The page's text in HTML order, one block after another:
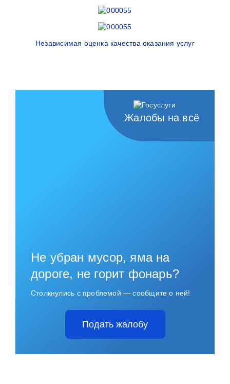
Независимая оценка качества оказания услуг
Жалобы на всё
Не убран мусор, яма на
дороге, не горит фонарь?
Столкнулись с проблемой — сообщите о ней!
Подать жалобу